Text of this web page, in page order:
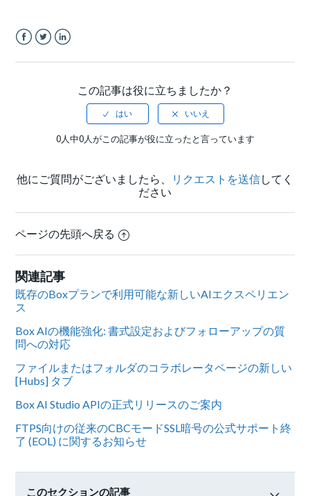
この記事は役に立ちましたか？
0人中0人がこの記事が役に立ったと言っています
他にご質問がございましたら、 リクエストを送信してく
ださい
ページの先頭へ戻る
関連記事
既存のBoxプランで利用可能な新しいAIエクスペリエン
ス
Box AIの機能強化: 書式設定およびフォローアップの質
問への対応
ファイルまたはフォルダのコラボレータページの新しい
[Hubs] タブ
Box AI Studio APIの正式リリースのご案内
FTPS向けの従来のCBCモードSSL暗号の公式サポート終
了 (EOL) に関するお知らせ
このセクションの記事